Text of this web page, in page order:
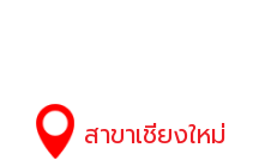
สาขาเชียงใหม่